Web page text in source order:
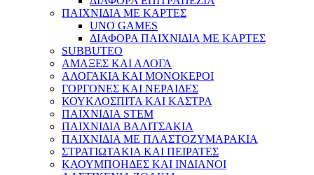
ΠΑΙΧΝΙΔΙΑ ΜΕ ΚΑΡΤΕΣ
UNO GAMES
ΔΙΑΦΟΡΑ ΠΑΙΧΝΙΔΙΑ ΜΕ ΚΑΡΤΕΣ
SUBBUTEO
ΑΜΑΞΕΣ ΚΑΙ ΑΛΟΓΑ
ΑΛΟΓΑΚΙΑ ΚΑΙ ΜΟΝΟΚΕΡΟΙ
ΓΟΡΓΟΝΕΣ ΚΑΙ ΝΕΡΑΙΔΕΣ
ΚΟΥΚΛΟΣΠΙΤΑ ΚΑΙ ΚΑΣΤΡΑ
ΠΑΙΧΝΙΔΙΑ STEM
ΠΑΙΧΝΙΔΙΑ ΒΑΛΙΤΣΑΚΙΑ
ΠΑΙΧΝΙΔΙΑ ΜΕ ΠΛΑΣΤΟΖΥΜΑΡΑΚΙΑ
ΣΤΡΑΤΙΩΤΑΚΙΑ ΚΑΙ ΠΕΙΡΑΤΕΣ
ΚΑΟΥΜΠΟΗΔΕΣ ΚΑΙ ΙΝΔΙΑΝΟΙ